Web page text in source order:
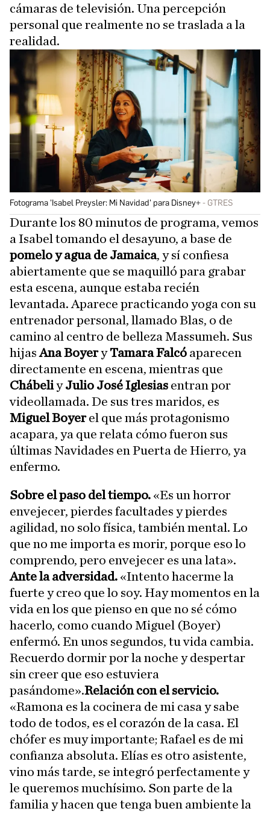
cámaras de televisión. Una percepción
personal que realmente no se traslada a la
realidad.
Fotograma 'Isabel Preysler: Mi Navidad' para Disney+ GTRES
Durante los 80 minutos de programa, vemos
a Isabel tomando el desayuno, a base de
pomelo y agua de Jamaica, y sí confiesa
abiertamente que se maquilló para grabar
esta escena, aunque estaba recién
levantada. Aparece practicando yoga con su
entrenador personal, llamado Blas, o de
camino al centro de belleza Massumeh. Sus
hijasAna BoyeryTamara Falcó aparecen
directamente en escena, mientras que
ChábeliyJulio José Iglesias entran por
videollamada. De sus tres maridos, es
Miguel Boyerel que más protagonismo
acapara, ya que relata cómo fueron sus
últimas Navidades en Puerta de Hierro, ya
enfermo.
Sobre el paso del tiempo. «Es un horror
envejecer, pierdes facultades y pierdes
agilidad, no solo física, también mental. Lo
que no me importa es morir, porque eso lo
comprendo, pero envejecer es una lata».
Ante la adversidad. «Intento hacerme la
fuerte y creo que lo soy. Hay momentos en la
vida en los que pienso en que no sé cómo
hacerlo, como cuando Miguel (Boyer)
enfermó. En unos segundos, tu vida cambia.
Recuerdo dormir por la noche y despertar
sin creer que eso estuviera
pasándome».Relación con el servicio.
«Ramona es la cocinera de mi casa y sabe
todo de todos, es el corazón de la casa. El
chófer es muy importante; Rafael es de mi
confianza absoluta. Elías es otro asistente,
vino más tarde, se integró perfectamente y
le queremos muchísimo. Son parte de la
familia y hacen que tenga buen ambiente la